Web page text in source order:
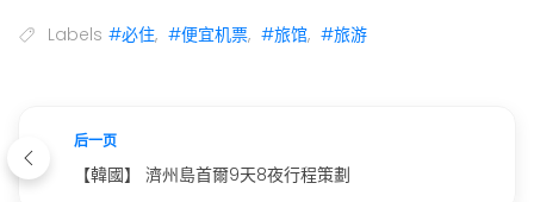
Labels #必住, #便宜机票, #旅馆, #旅游
后一页
【韓國】 濟州島首爾9天8夜行程策劃